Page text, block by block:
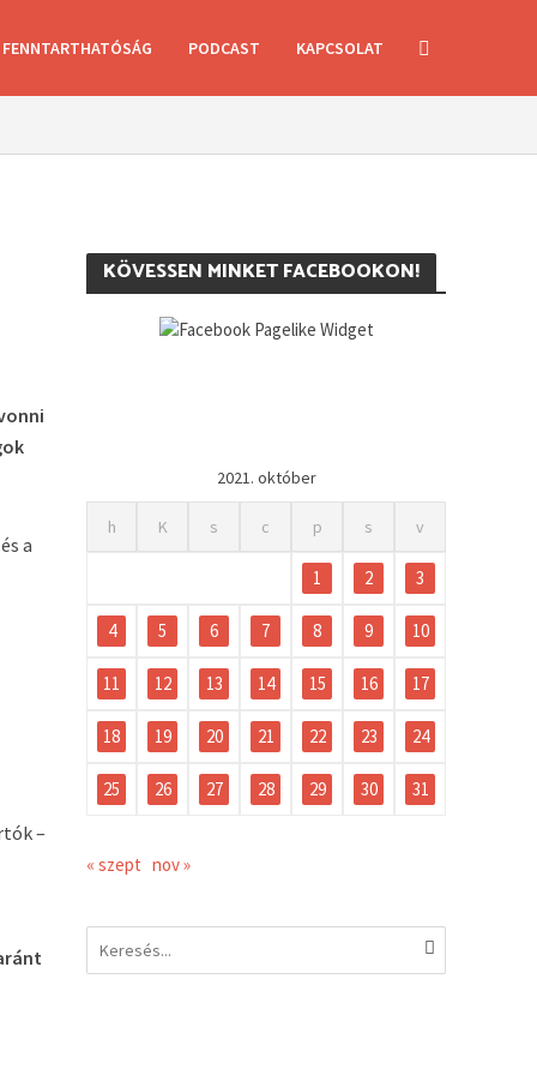
FENNTARTHATÓSÁG PODCAST KAPCSOLAT
a
–
KÖVESSEN MINKET FACEBOOKON!
2021. október
h K s c p s v
1 2 3
4 5 6 7 8 9 10
11 12 13 14 15 16 17
18 19 20 21 22 23 24
25 26 27 28 29 30 31
« szept nov »